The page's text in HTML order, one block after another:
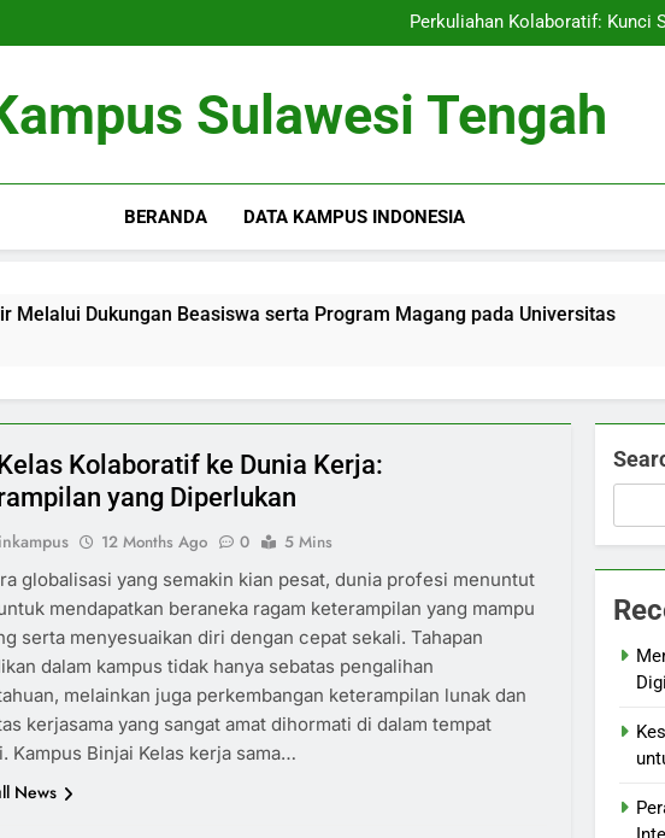
Perkuliahan Kolaboratif: Kunci
Kantor Karir: Penghubung
Perkuliahan Kolaboratif: Kunci
Kantor Karir: Penghubung
Sulawesi Tengah
BERANDA DATA KAMPUS INDONESIA
Beasiswa serta Program Magang pada Universitas
Kolaboratif ke Dunia Kerja:
yang Diperlukan
12 Months Ago 0
5 Mins
globalisasi yang semakin kian pesat, dunia profesi menuntut
mendapatkan beraneka ragam keterampilan yang mampu
serta menyesuaikan diri dengan cepat sekali. Tahapan
dalam kampus tidak hanya sebatas pengalihan
melainkan juga perkembangan keterampilan lunak dan
kerjasama yang sangat amat dihormati di dalam tempat
Kampus Binjai Kelas kerja sama…
News